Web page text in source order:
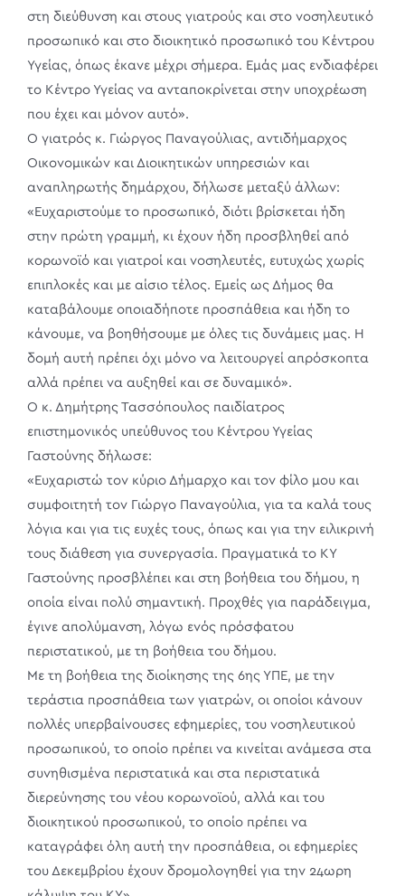
στη διεύθυνση και στους γιατρούς και στο νοσηλευτικό
προσωπικό και στο διοικητικό προσωπικό του Κέντρου
Υγείας, όπως έκανε μέχρι σήμερα. Εμάς μας ενδιαφέρει
το Κέντρο Υγείας να ανταποκρίνεται στην υποχρέωση
που έχει και μόνον αυτό».
Ο γιατρός κ. Γιώργος Παναγούλιας, αντιδήμαρχος
Οικονομικών και Διοικητικών υπηρεσιών και
αναπληρωτής δημάρχου, δήλωσε μεταξύ άλλων:
«Ευχαριστούμε το προσωπικό, διότι βρίσκεται ήδη
στην πρώτη γραμμή, κι έχουν ήδη προσβληθεί από
κορωνοϊό και γιατροί και νοσηλευτές, ευτυχώς χωρίς
επιπλοκές και με αίσιο τέλος. Εμείς ως Δήμος θα
καταβάλουμε οποιαδήποτε προσπάθεια και ήδη το
κάνουμε, να βοηθήσουμε με όλες τις δυνάμεις μας. Η
δομή αυτή πρέπει όχι μόνο να λειτουργεί απρόσκοπτα
αλλά πρέπει να αυξηθεί και σε δυναμικό».
Ο κ. Δημήτρης Τασσόπουλος παιδίατρος
επιστημονικός υπεύθυνος του Κέντρου Υγείας
Γαστούνης δήλωσε:
«Ευχαριστώ τον κύριο Δήμαρχο και τον φίλο μου και
συμφοιτητή τον Γιώργο Παναγούλια, για τα καλά τους
λόγια και για τις ευχές τους, όπως και για την ειλικρινή
τους διάθεση για συνεργασία. Πραγματικά το ΚΥ
Γαστούνης προσβλέπει και στη βοήθεια του δήμου, η
οποία είναι πολύ σημαντική. Προχθές για παράδειγμα,
έγινε απολύμανση, λόγω ενός πρόσφατου
περιστατικού, με τη βοήθεια του δήμου.
Με τη βοήθεια της διοίκησης της 6ης ΥΠΕ, με την
τεράστια προσπάθεια των γιατρών, οι οποίοι κάνουν
πολλές υπερβαίνουσες εφημερίες, του νοσηλευτικού
προσωπικού, το οποίο πρέπει να κινείται ανάμεσα στα
συνηθισμένα περιστατικά και στα περιστατικά
διερεύνησης του νέου κορωνοϊού, αλλά και του
διοικητικού προσωπικού, το οποίο πρέπει να
καταγράφει όλη αυτή την προσπάθεια, οι εφημερίες
του Δεκεμβρίου έχουν δρομολογηθεί για την 24ωρη